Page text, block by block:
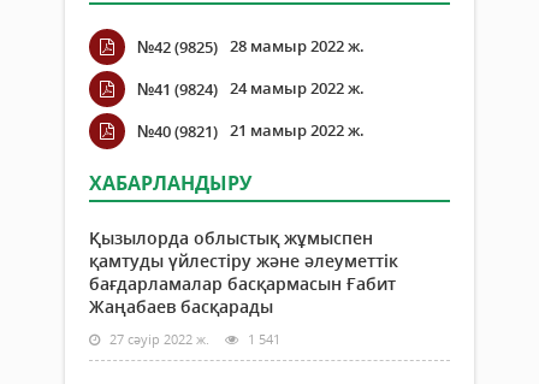
№42 (9825) 28 мамыр 2022 ж.
№41 (9824) 24 мамыр 2022 ж.
№40 (9821) 21 мамыр 2022 ж.
ХАБАРЛАНДЫРУ
Қызылорда облыстық жұмыспен
қамтуды үйлестіру және әлеуметтік
бағдарламалар басқармасын Ғабит
Жаңабаев басқарады
27 сәуір 2022 ж. 1 541